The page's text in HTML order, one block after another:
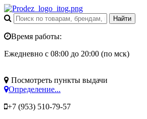
Время работы:
Ежедневно с 08:00 до 20:00 (по мск)
Посмотреть пункты выдачи
Определение...
+7 (953) 510-79-57